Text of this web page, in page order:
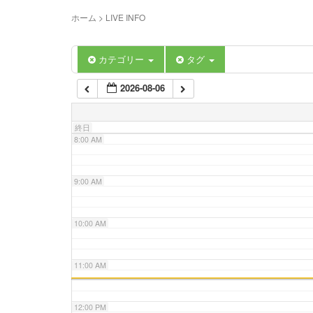
ホーム > LIVE INFO
カテゴリー タグ
2026-08-06
終日
5:00 AM
6:00 AM
7:00 AM
8:00 AM
9:00 AM
10:00 AM
11:00 AM
12:00 PM